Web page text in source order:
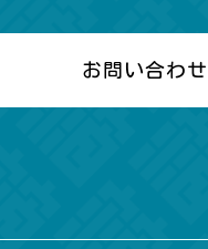
お問い合わせ